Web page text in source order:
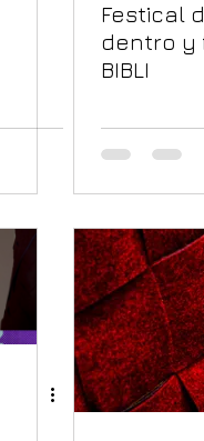
Festical
dentro y
BIBLI